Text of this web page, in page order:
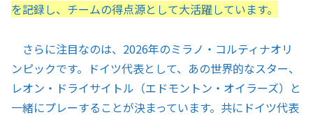
を記録し、チームの得点源として大活躍しています。
さらに注目なのは、2026年のミラノ・コルティナオリ
ンピックです。ドイツ代表として、あの世界的なスター、
レオン・ドライサイトル（エドモントン・オイラーズ）と
一緒にプレーすることが決まっています。共にドイツ代表